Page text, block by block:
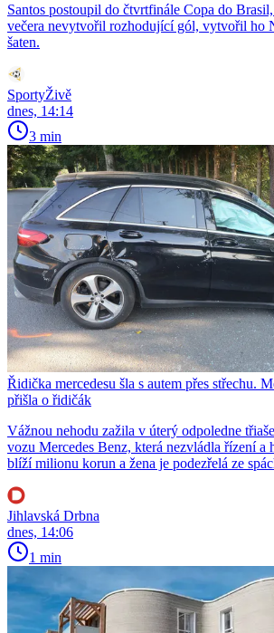
Santos postoupil do čtvrtfinále Copa do
večera nevytvořil rozhodující gól, vytvořil ho
šaten.
SportyŽivě
dnes, 14:14
3 min
Řidička mercedesu šla s autem přes střechu.
přišla o řidičák
Vážnou nehodu zažila v úterý odpoledne
vozu Mercedes Benz, která nezvládla řízení a
blíží milionu korun a žena je podezřelá ze
Jihlavská Drbna
dnes, 14:06
1 min